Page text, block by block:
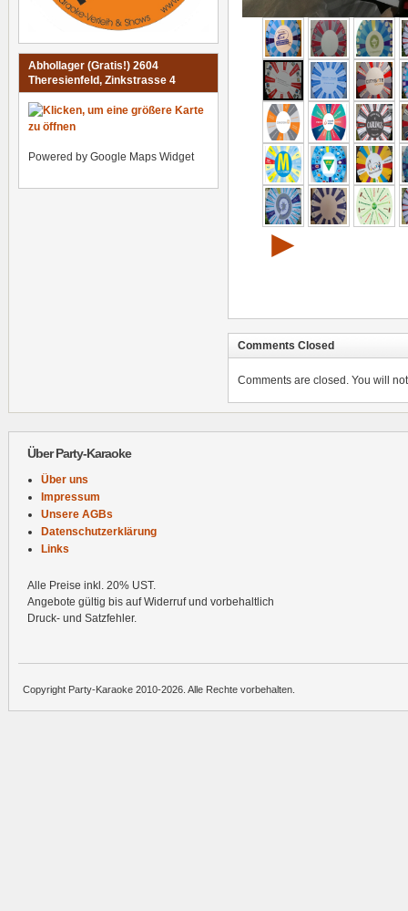
►
Comments Closed
Comments are closed. You will
Abhollager (Gratis!) 2604
Theresienfeld, Zinkstrasse 4
Powered by Google Maps Widget
Über Party-Karaoke
Über uns
Impressum
Unsere AGBs
Datenschutzerklärung
Links
Alle Preise inkl. 20% UST.
Angebote gültig bis auf Widerruf und vorbehaltlich
Druck- und Satzfehler.
Copyright Party-Karaoke 2010-2026. Alle Rechte vorbehalten.